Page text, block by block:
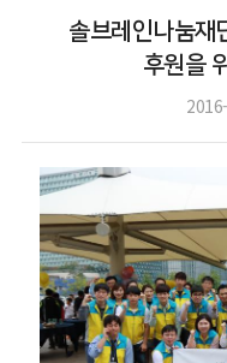
솔브레인나눔재
후원을